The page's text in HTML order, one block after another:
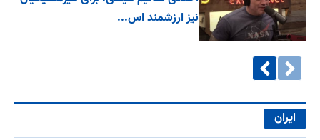
نیز ارزشمند اس...
ایران